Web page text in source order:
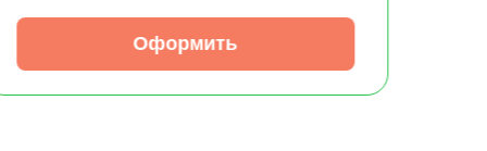
Оформить